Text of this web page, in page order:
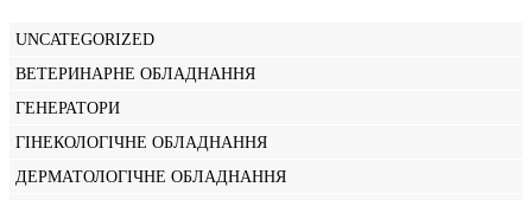
UNCATEGORIZED
ВЕТЕРИНАРНЕ ОБЛАДНАННЯ
ГЕНЕРАТОРИ
ГІНЕКОЛОГІЧНЕ ОБЛАДНАННЯ
ДЕРМАТОЛОГІЧНЕ ОБЛАДНАННЯ